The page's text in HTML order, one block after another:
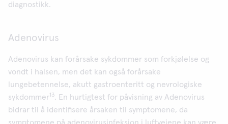
diagnostikk.
Adenovirus
Adenovirus kan forårsake sykdommer som forkjølelse og
vondt i halsen, men det kan også forårsake
lungebetennelse, akutt gastroenteritt og nevrologiske
sykdommer13. En hurtigtest for påvisning av Adenovirus
bidrar til å identifisere årsaken til symptomene, da